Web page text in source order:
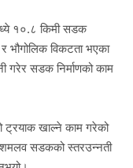
१०.८ किमी सडक
भौगोलिक विकटता भएका
गरेर सडक निर्माणको काम
खाल्ने काम गरेको
सडकको स्तरउन्नती